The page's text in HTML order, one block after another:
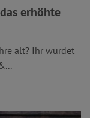
erhöhte
alt? Ihr wurdet